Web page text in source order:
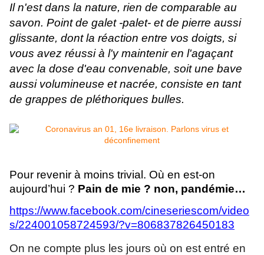
Il n'est dans la nature, rien de comparable au
savon. Point de galet -palet- et de pierre aussi
glissante, dont la réaction entre vos doigts, si
vous avez réussi à l'y maintenir en l'agaçant
avec la dose d'eau convenable, soit une bave
aussi volumineuse et nacrée, consiste en tant
de grappes de pléthoriques bulles.
Pour revenir à moins trivial. Où en est-on
aujourd’hui ? Pain de mie ? non, pandémie…
https://www.facebook.com/cineseriescom/video
s/224001058724593/?v=806837826450183
On ne compte plus les jours où on est entré en